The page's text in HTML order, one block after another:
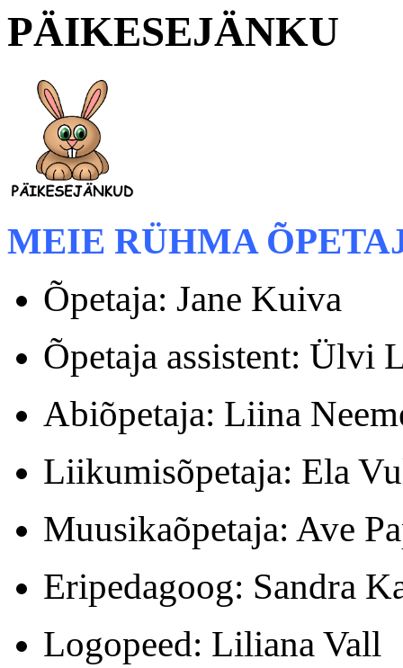
PÄIKESEJÄNKU
MEIE RÜHMA
Õpetaja: Jane Kuiva
Õpetaja assistent: Ülvi
Abiõpetaja: Liina
Liikumisõpetaja: Ela
Muusikaõpetaja: Ave
Eripedagoog: Sandra
Logopeed: Liliana Vall